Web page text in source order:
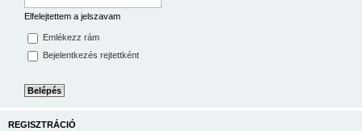
Elfelejtettem a jelszavam
Emlékezz rám
Bejelentkezés rejtettként
REGISZTRÁCIÓ